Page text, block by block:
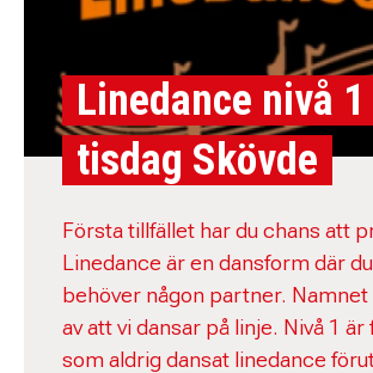
Linedance nivå 1
tisdag Skövde
Första tillfället har du chans att
Linedance är en dansform där
behöver någon partner.
av att vi dansar på linje. Nivå 1 är
som aldrig dansat linedance